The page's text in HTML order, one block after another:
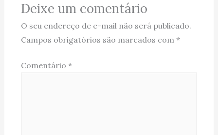
Deixe um comentário
O seu endereço de e-mail não será publicado.
Campos obrigatórios são marcados com *
Comentário *